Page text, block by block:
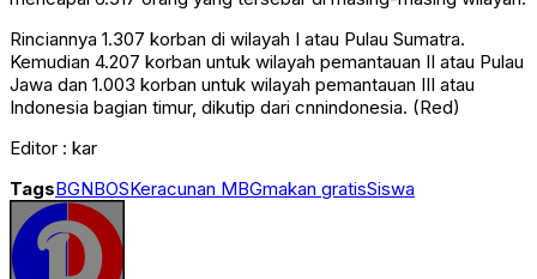
Rinciannya 1.307 korban di wilayah I atau Pulau Sumatra.
Kemudian 4.207 korban untuk wilayah pemantauan II atau Pulau
Jawa dan 1.003 korban untuk wilayah pemantauan III atau
Indonesia bagian timur, dikutip dari cnnindonesia. (Red)
Editor : kar
TagsBGNBOSKeracunan MBGmakan gratisSiswa